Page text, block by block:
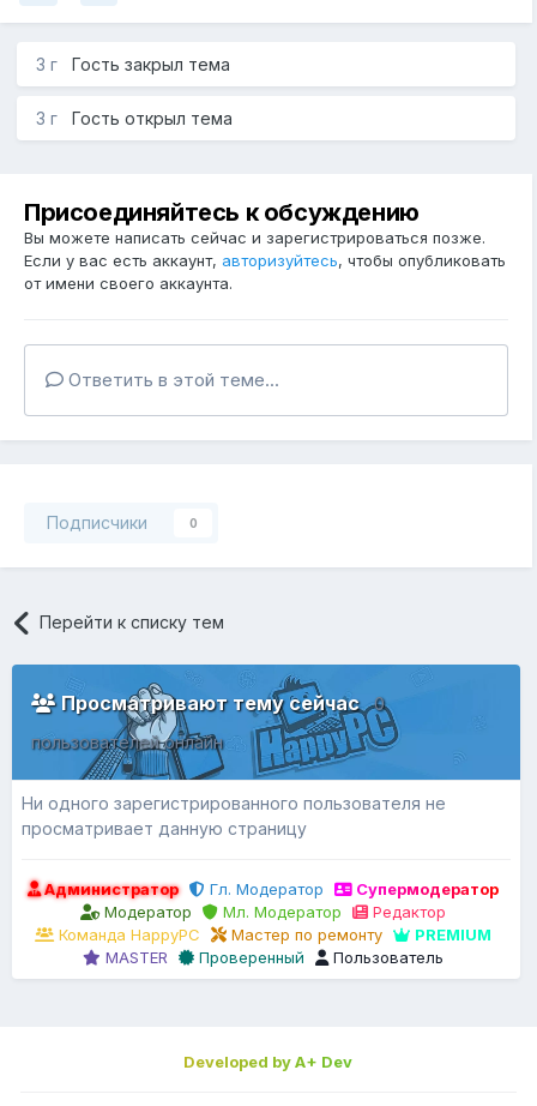
3 г Гость закрыл тема
3 г Гость открыл тема
Присоединяйтесь к обсуждению
Вы можете написать сейчас и зарегистрироваться позже.
Если у вас есть аккаунт, авторизуйтесь, чтобы опубликовать
от имени своего аккаунта.
Ответить в этой теме...
Подписчики 0
Перейти к списку тем
Просматривают тему сейчас0
пользователей онлайн
Ни одного зарегистрированного пользователя не
просматривает данную страницу
Администратор Гл. Модератор
Супермодератор
Модератор
Мл. Модератор
Редактор
Команда HappyPC
Мастер по ремонту
PREMIUM
MASTER
Проверенный Пользователь
Developed by A+ Dev